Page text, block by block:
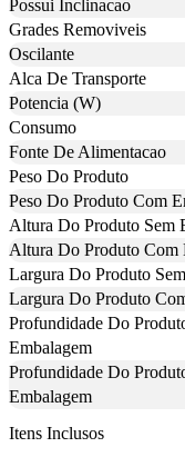
Possui Inclinacao
Grades Removiveis
Oscilante
Alca De Transporte
Potencia (W)
Consumo
Fonte De Alimentacao
Peso Do Produto
Peso Do Produto Com
Altura Do Produto Sem
Altura Do Produto Com
Largura Do Produto
Largura Do Produto
Profundidade Do
Embalagem
Profundidade Do
Embalagem
Itens Inclusos